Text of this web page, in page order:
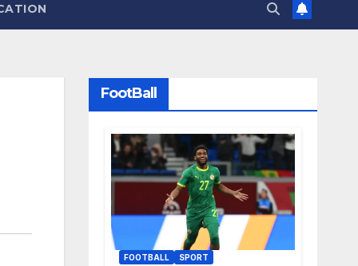
FootBall
FOOTBALL SPORT